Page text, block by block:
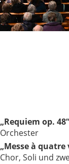
„Requiem op. 48“
Orchester
„Messe à quatre
Chor, Soli und